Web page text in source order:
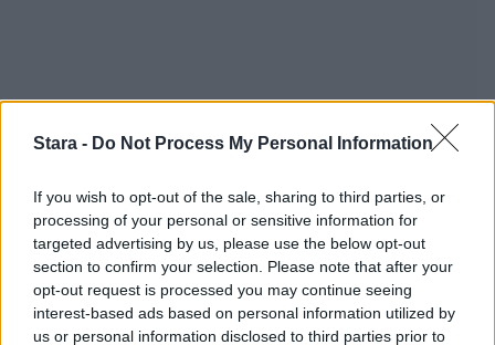
Stara - Do Not Process My Personal Information
If you wish to opt-out of the sale, sharing to third parties, or
processing of your personal or sensitive information for
targeted advertising by us, please use the below opt-out
section to confirm your selection. Please note that after your
opt-out request is processed you may continue seeing
interest-based ads based on personal information utilized by
us or personal information disclosed to third parties prior to